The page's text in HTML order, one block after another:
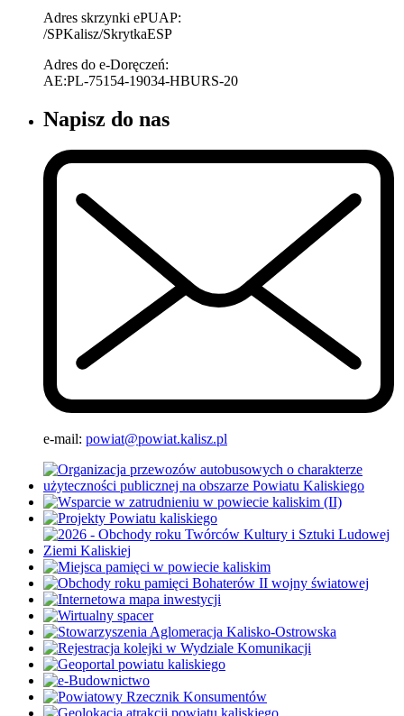
Adres skrzynki ePUAP:
/SPKalisz/SkrytkaESP
Adres do e-Doręczeń:
AE:PL-75154-19034-HBURS-20
Napisz do nas
e-mail: powiat@powiat.kalisz.pl